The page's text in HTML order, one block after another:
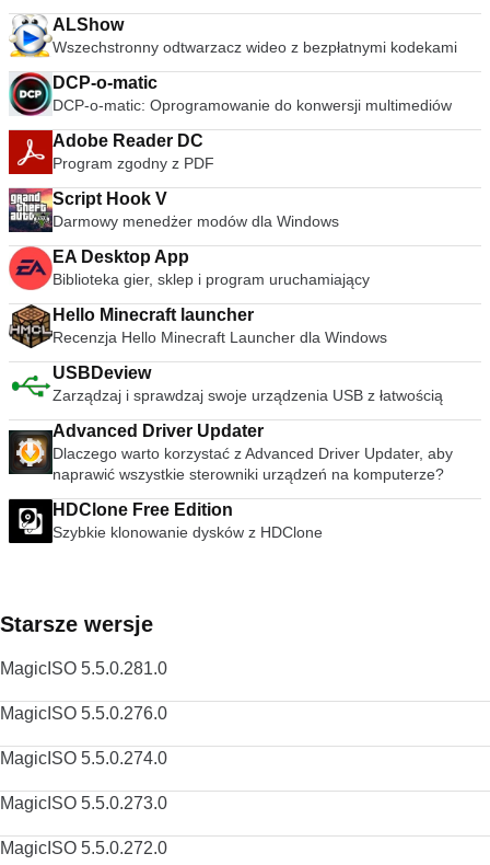
Windows Vista, Windows XP z dodatkiem Service Pack 2.
ALShow
Wszechstronny odtwarzacz wideo z bezpłatnymi kodekami
DCP-o-matic
DCP-o-matic: Oprogramowanie do konwersji multimediów
Adobe Reader DC
Program zgodny z PDF
Script Hook V
Darmowy menedżer modów dla Windows
EA Desktop App
Biblioteka gier, sklep i program uruchamiający
Hello Minecraft launcher
Recenzja Hello Minecraft Launcher dla Windows
USBDeview
Zarządzaj i sprawdzaj swoje urządzenia USB z łatwością
Advanced Driver Updater
Dlaczego warto korzystać z Advanced Driver Updater, aby
naprawić wszystkie sterowniki urządzeń na komputerze?
HDClone Free Edition
Szybkie klonowanie dysków z HDClone
Starsze wersje
MagicISO 5.5.0.281.0
MagicISO 5.5.0.276.0
MagicISO 5.5.0.274.0
MagicISO 5.5.0.273.0
MagicISO 5.5.0.272.0